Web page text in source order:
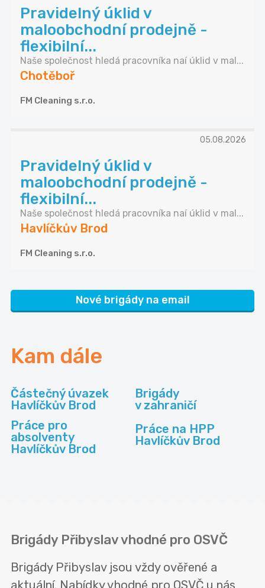
Pravidelný úklid v
maloobchodní prodejně -
flexibilní...
Naše společnost hledá pracovníka naí úklid v mal...
Chotěboř
FM Cleaning s.r.o.
05.08.2026
Pravidelný úklid v
maloobchodní prodejně -
flexibilní...
Naše společnost hledá pracovníka naí úklid v mal...
Havlíčkův Brod
FM Cleaning s.r.o.
Nové brigády na email
Kam dále
Částečný úvazek
Havlíčkův Brod
Brigády
v zahraničí
Práce pro
absolventy
Havlíčkův Brod
Práce na HPP
Havlíčkův Brod
Brigády Přibyslav vhodné pro OSVČ
Brigády Přibyslav jsou vždy ověřené a